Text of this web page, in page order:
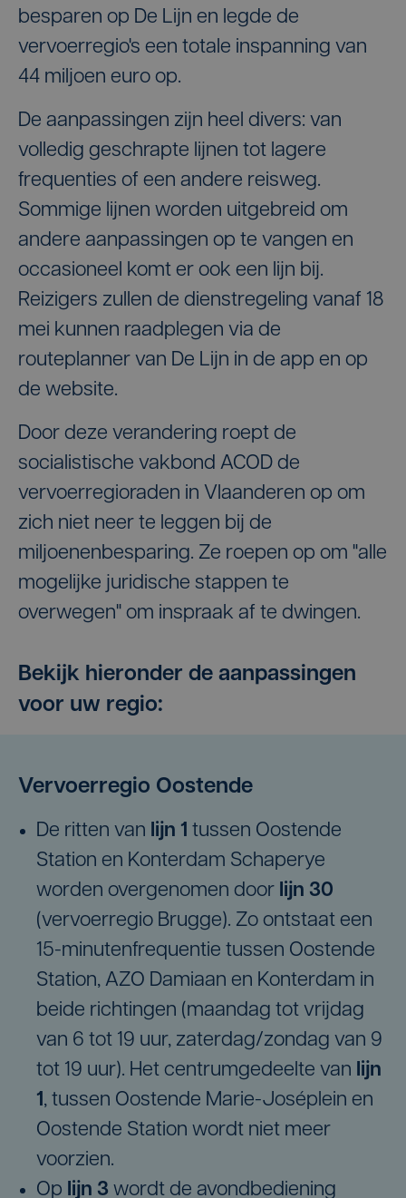
besparen op De Lijn en legde de
vervoerregio's een totale inspanning van
44 miljoen euro op.
De aanpassingen zijn heel divers: van
volledig geschrapte lijnen tot lagere
frequenties of een andere reisweg.
Sommige lijnen worden uitgebreid om
andere aanpassingen op te vangen en
occasioneel komt er ook een lijn bij.
Reizigers zullen de dienstregeling vanaf 18
mei kunnen raadplegen via de
routeplanner van De Lijn in de app en op
de website.
Door deze verandering roept de
socialistische vakbond ACOD de
vervoerregioraden in Vlaanderen op om
zich niet neer te leggen bij de
miljoenenbesparing. Ze roepen op om "alle
mogelijke juridische stappen te
overwegen" om inspraak af te dwingen.
Bekijk hieronder de aanpassingen
voor uw regio:
Vervoerregio Oostende
De ritten van lijn 1 tussen Oostende
Station en Konterdam Schaperye
worden overgenomen door lijn 30
(vervoerregio Brugge). Zo ontstaat een
15-minutenfrequentie tussen Oostende
Station, AZO Damiaan en Konterdam in
beide richtingen (maandag tot vrijdag
van 6 tot 19 uur, zaterdag/zondag van 9
tot 19 uur). Het centrumgedeelte van lijn
1, tussen Oostende Marie-Joséplein en
Oostende Station wordt niet meer
voorzien.
Op lijn 3 wordt de avondbediening